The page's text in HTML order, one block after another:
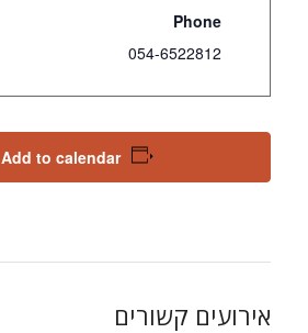
Phone
054-6522812
Add to calendar
אירועים קשורים